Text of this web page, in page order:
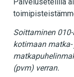
Soittaminen
kotimaan
(pvm) verran.